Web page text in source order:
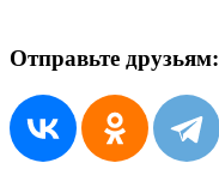
Отправьте друзьям: